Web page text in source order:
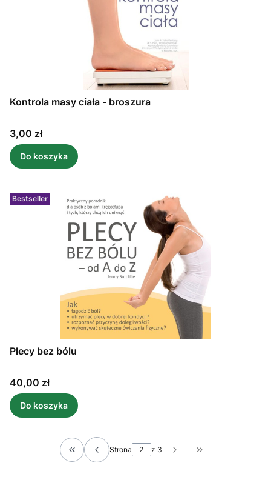
Kontrola masy ciała - broszura
Cena
3,00 zł
Do koszyka
Bestseller
Plecy bez bólu
Cena
40,00 zł
Do koszyka
Wróć do pierwszej strony z produktami
Strona z 3 Przejdź do